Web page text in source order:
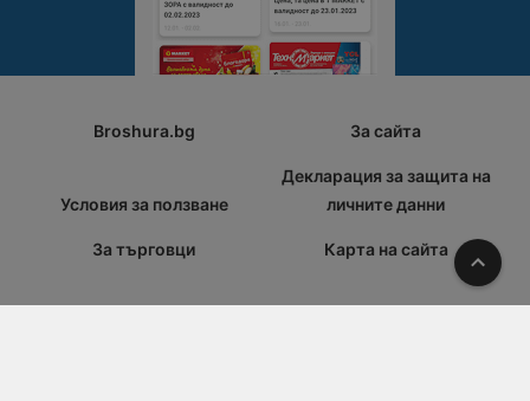
Broshura.bg За сайта
Условия за ползване
Декларация за защита на
личните данни
За търговци Карта на сайта